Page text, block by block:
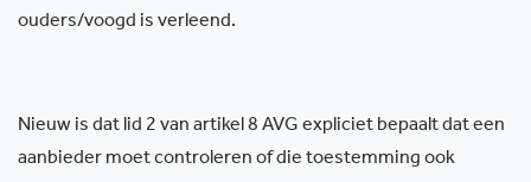
ouders/voogd is verleend.
Nieuw is dat lid 2 van artikel 8 AVG expliciet bepaalt dat een
aanbieder moet controleren of die toestemming ook